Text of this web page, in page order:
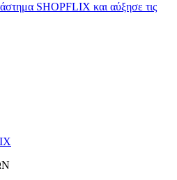
SHOPFLIX και αύξησε τις